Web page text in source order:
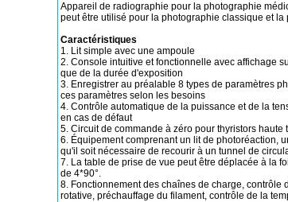
Appareil de radiographie pour la photographie
peut être utilisé pour la photographie classique et
Caractéristiques
1. Lit simple avec une ampoule
2. Console intuitive et fonctionnelle avec affichage
que de la durée d'exposition
3. Enregistrer au préalable 8 types de paramètres
ces paramètres selon les besoins
4. Contrôle automatique de la puissance et de la
en cas de défaut
5. Circuit de commande à zéro pour thyristors haute
6. Équipement comprenant un lit de photoréaction,
qu'il soit nécessaire de recourir à un tunnel de
7. La table de prise de vue peut être déplacée à la
de 4*90°.
8. Fonctionnement des chaînes de charge,
rotative, préchauffage du filament, contrôle de la